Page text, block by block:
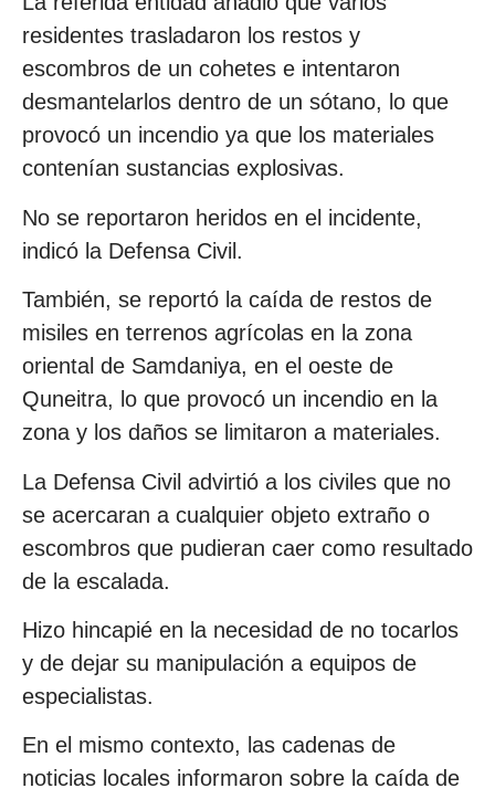
residentes trasladaron los restos y
escombros de un cohetes e intentaron
desmantelarlos dentro de un sótano, lo que
provocó un incendio ya que los materiales
contenían sustancias explosivas.
No se reportaron heridos en el incidente,
indicó la Defensa Civil.
También, se reportó la caída de restos de
misiles en terrenos agrícolas en la zona
oriental de Samdaniya, en el oeste de
Quneitra, lo que provocó un incendio en la
zona y los daños se limitaron a materiales.
La Defensa Civil advirtió a los civiles que no
se acercaran a cualquier objeto extraño o
escombros que pudieran caer como resultado
de la escalada.
Hizo hincapié en la necesidad de no tocarlos
y de dejar su manipulación a equipos de
especialistas.
En el mismo contexto, las cadenas de
noticias locales informaron sobre la caída de